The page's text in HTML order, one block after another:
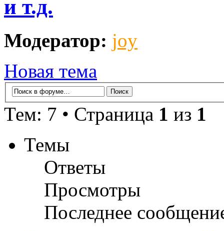
и т.д.
Модератор: joy
Новая тема
Тем: 7 • Страница 1 из 1
Темы
Ответы
Просмотры
Последнее